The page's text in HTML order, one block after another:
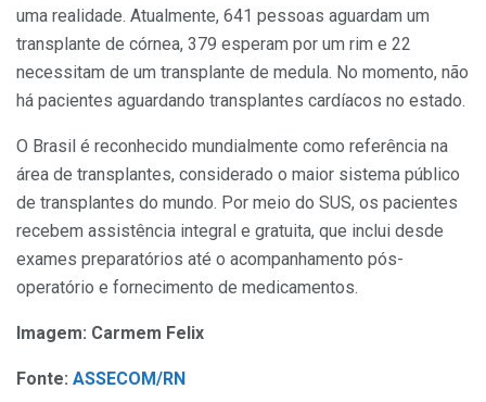
uma realidade. Atualmente, 641 pessoas aguardam um
transplante de córnea, 379 esperam por um rim e 22
necessitam de um transplante de medula. No momento, não
há pacientes aguardando transplantes cardíacos no estado.
O Brasil é reconhecido mundialmente como referência na
área de transplantes, considerado o maior sistema público
de transplantes do mundo. Por meio do SUS, os pacientes
recebem assistência integral e gratuita, que inclui desde
exames preparatórios até o acompanhamento pós-
operatório e fornecimento de medicamentos.
Imagem: Carmem Felix
Fonte: ASSECOM/RN